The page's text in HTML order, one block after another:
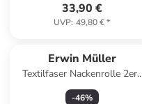
33,90 €
UVP: 49,80 €*
Erwin Müller
Textilfaser Nackenrolle 2er-
Pack Lech in weiß
-46%